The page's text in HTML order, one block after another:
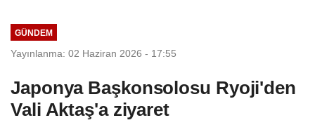
GÜNDEM
Yayınlanma: 02 Haziran 2026 - 17:55
Japonya Başkonsolosu Ryoji'den
Vali Aktaş'a ziyaret